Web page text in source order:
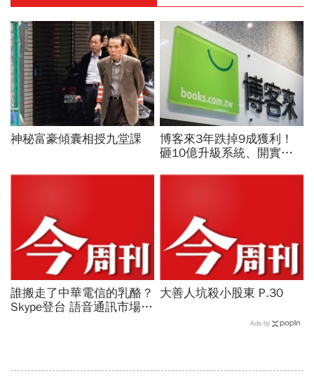
神秘富豪傾囊相授九堂課
博客來3年跌掉9成獲利！
砸10億升級系統、開實體
誰搬走了中華電信的乳酪？
Skype登台 語音通訊市場大
大善人坑殺小股東 P.30
Ads by